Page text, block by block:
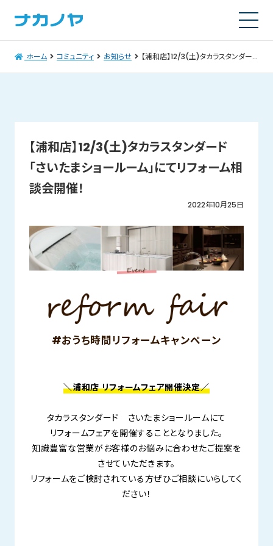
ホーム コミュニティ お知らせ 【浦和店】12/3(土)タカラスタンダード「さいたまショールーム」にてリフォーム相談会開催！
【浦和店】12/3(土)タカラスタンダード
「さいたまショールーム」にてリフォーム相
談会開催！
2022年10月25日
#おうち時間リフォームキャンペーン
＼浦和店 リフォームフェア開催決定／
タカラスタンダード さいたまショールームにて
リフォームフェアを開催することとなりました。
知識豊富な営業がお客様のお悩みに合わせたご提案を
させていただきます。
リフォームをご検討されている方ぜひご相談にいらしてく
ださい！